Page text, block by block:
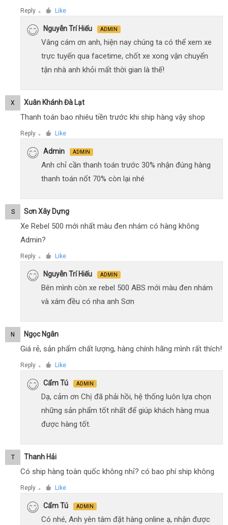
Reply ● Like
Nguyễn Trí Hiếu ADMIN
Vâng cám ơn anh, hiện nay chúng ta có thể xem xe
trực tuyến qua facetime, chốt xe xong vận chuyển
tận nhà anh khỏi mất thời gian là thế!
X Xuân Khánh Đà Lạt
Thanh toán bao nhiêu tiền trước khi ship hàng vậy shop
Reply ● Like
Admin ADMIN
Anh chỉ cần thanh toán trước 30% nhận đúng hàng
thanh toán nốt 70% còn lại nhé
S Sơn Xây Dựng
Xe Rebel 500 mới nhất màu đen nhám có hàng không
Admin?
Reply ● Like
Nguyễn Trí Hiếu ADMIN
Bên mình còn xe rebel 500 ABS mới màu đen nhám
và xám đều có nha anh Sơn
N Ngọc Ngân
Giá rẻ, sản phẩm chất lượng, hàng chính hãng mình rất thích!
Reply ● Like
Cẩm Tú ADMIN
Dạ, cảm ơn Chị đã phải hồi, hệ thống luôn lựa chọn
những sản phẩm tốt nhất để giúp khách hàng mua
được hàng tốt.
T Thanh Hải
Có ship hàng toàn quốc không nhỉ? có bao phí ship không
Reply ● Like
Cẩm Tú ADMIN
Có nhé, Anh yên tâm đặt hàng online ạ, nhận được